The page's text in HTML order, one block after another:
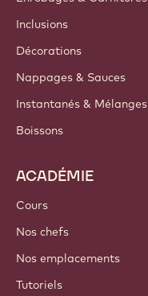
Inclusions
Décorations
Nappages & Sauces
Instantanés & Mélanges
Boissons
ACADÉMIE
Cours
Nos chefs
Nos emplacements
Tutoriels